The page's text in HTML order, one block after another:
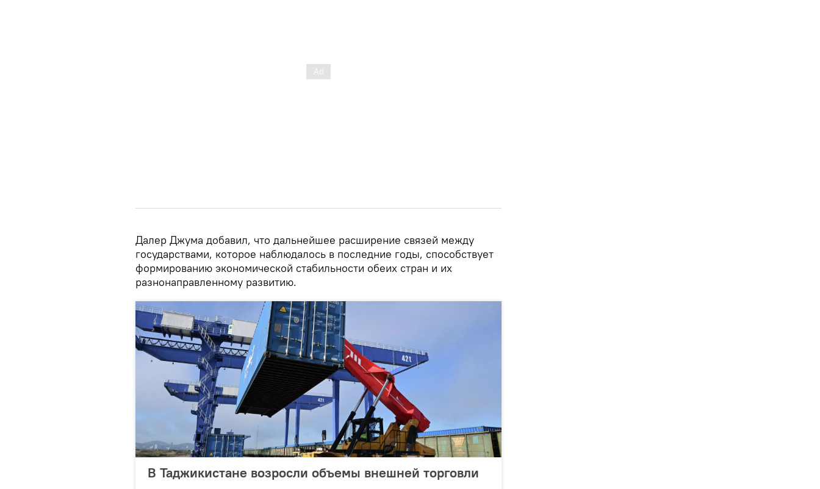
Далер Джума добавил, что дальнейшее расширение связей между
государствами, которое наблюдалось в последние годы, способствует
формированию экономической стабильности обеих стран и их
разнонаправленному развитию.
В Таджикистане возросли объемы внешней торговли